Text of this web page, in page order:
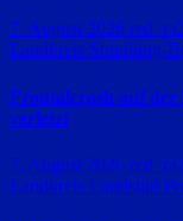
7. August 2026
Landkreis Straubing-
Frontalcrash auf der
verletzt
7. August 2026
Landkreis Landshut